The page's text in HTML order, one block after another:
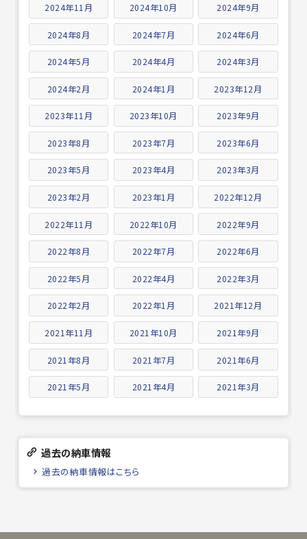
2024年11月 2024年10月 2024年9月
2024年8月 2024年7月 2024年6月
2024年5月 2024年4月 2024年3月
2024年2月 2024年1月 2023年12月
2023年11月 2023年10月 2023年9月
2023年8月 2023年7月 2023年6月
2023年5月 2023年4月 2023年3月
2023年2月 2023年1月 2022年12月
2022年11月 2022年10月 2022年9月
2022年8月 2022年7月 2022年6月
2022年5月 2022年4月 2022年3月
2022年2月 2022年1月 2021年12月
2021年11月 2021年10月 2021年9月
2021年8月 2021年7月 2021年6月
2021年5月 2021年4月 2021年3月
過去の納車情報
過去の納車情報はこちら